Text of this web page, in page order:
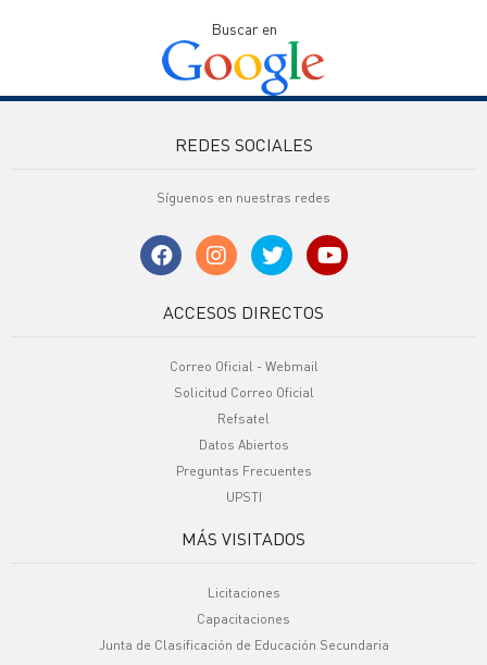
Buscar en
REDES SOCIALES
Síguenos en nuestras redes
ACCESOS DIRECTOS
Correo Oficial - Webmail
Solicitud Correo Oficial
Refsatel
Datos Abiertos
Preguntas Frecuentes
UPSTI
MÁS VISITADOS
Licitaciones
Capacitaciones
Junta de Clasificación de Educación Secundaria